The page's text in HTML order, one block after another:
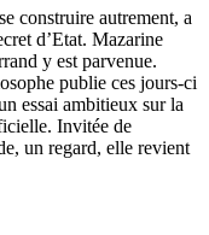
construire autrement, a
d’Etat. Mazarine
y est parvenue.
publie ces jours-ci
essai ambitieux sur la
Invitée de
un regard, elle revient